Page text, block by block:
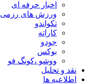
اخبار حرفه ای
ورزش های رزمی
تکواندو
کاراته
جودو
بوکس
ووشو ،کونگ فو
نقد و تحلیل
اطلاعیه ها